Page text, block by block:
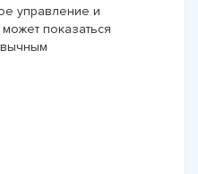
управление и
показаться